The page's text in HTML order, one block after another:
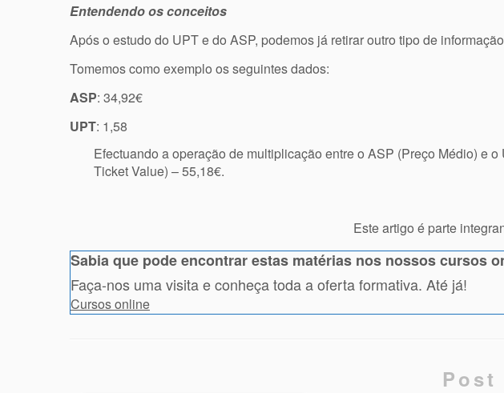
Entendendo os conceitos
Após o estudo do UPT e do ASP, podemos já retirar outro tipo de
Tomemos como exemplo os seguintes dados:
ASP: 34,92€
UPT: 1,58
Efectuando a operação de multiplicação entre o ASP (Preço Médio) e
Ticket Value) – 55,18€.
Este artigo é parte
Sabia que pode encontrar estas matérias nos nossos cursos
Faça-nos uma visita e conheça toda a oferta formativa. Até já!
Cursos online